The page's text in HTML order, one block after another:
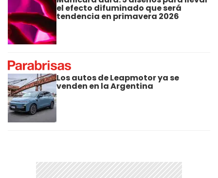
el efecto difuminado que será
tendencia en primavera 2026
Los autos de Leapmotor ya se
venden en la Argentina